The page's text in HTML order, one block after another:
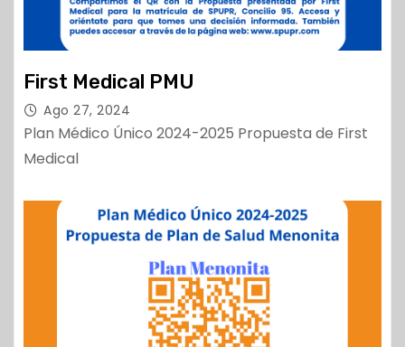
First Medical PMU
Ago 27, 2024
Plan Médico Único 2024-2025 Propuesta de First
Medical